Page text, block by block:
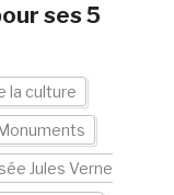
ses 5
la culture
Jules Verne